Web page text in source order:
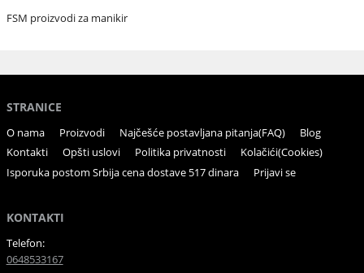
FSM proizvodi za manikir
STRANICE
O nama Proizvodi Najčešće postavljana pitanja(FAQ)
Blog
Kontakti
Opšti uslovi Politika privatnosti
Kolačići(Cookies)
Isporuka postom Srbija cena dostave 517 dinara
Prijavi se
KONTAKTI
Telefon:
0648533167